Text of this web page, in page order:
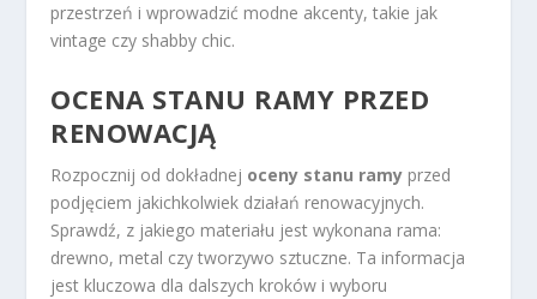
przestrzeń i wprowadzić modne akcenty, takie jak
vintage czy shabby chic.
OCENA STANU RAMY PRZED
RENOWACJĄ
Rozpocznij od dokładnej oceny stanu ramy przed
podjęciem jakichkolwiek działań renowacyjnych.
Sprawdź, z jakiego materiału jest wykonana rama:
drewno, metal czy tworzywo sztuczne. Ta informacja
jest kluczowa dla dalszych kroków i wyboru